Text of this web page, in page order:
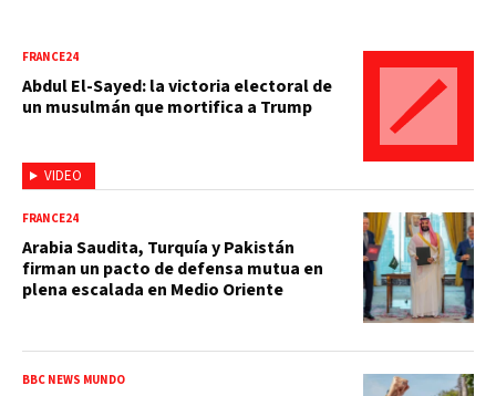
VIDEO
FRANCE24
Abdul El-Sayed: la victoria electoral de
un musulmán que mortifica a Trump
FRANCE24
Arabia Saudita, Turquía y Pakistán
firman un pacto de defensa mutua en
plena escalada en Medio Oriente
BBC NEWS MUNDO